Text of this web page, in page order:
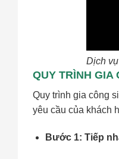
Dịch
QUY TRÌNH GIA
Quy trình gia công
yêu cầu của khách
Bước 1: Tiếp